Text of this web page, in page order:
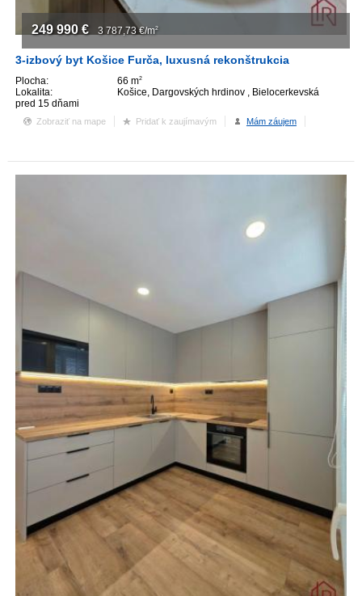
3-izbový byt Košice Furča, luxusná rekonštrukcia
Plocha: 66 m2
Lokalita:
Košice, Dargovských hrdinov , Bielocerkevská
pred 15 dňami
249 990 € 3 787,73 €/m2
Zobraziť na mape Pridať k zaujímavým Mám záujem